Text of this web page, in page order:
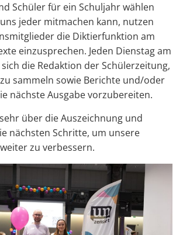
Schüler für ein Schuljahr wählen
jeder mitmachen kann, nutzen
die Diktierfunktion am
einzusprechen. Jeden Dienstag am
die Redaktion der Schülerzeitung,
sammeln sowie Berichte und/oder
nächste Ausgabe vorzubereiten.
über die Auszeichnung und
nächsten Schritte, um unsere
zu verbessern.